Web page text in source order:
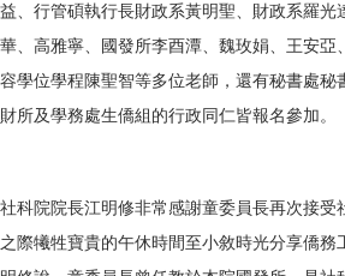
益、行管碩執行長財政系黃明聖、財政系羅光
華、高雅寧、國發所李酉潭、魏玫娟、王安亞
容學位學程陳聖智等多位老師，還有秘書處秘
財所及學務處生僑組的行政同仁皆報名參加。
社科院院長江明修非常感謝童委員長再次接受
之際犧牲寶貴的午休時間至小敘時光分享僑務